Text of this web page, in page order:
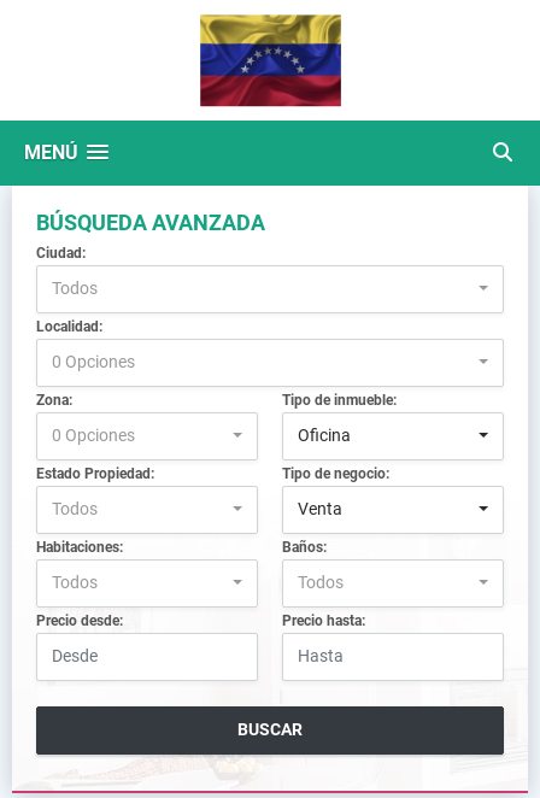
MENÚ
BÚSQUEDA AVANZADA
Ciudad:
Todos
Localidad:
0 Opciones
Zona:
0 Opciones
Tipo de inmueble:
Oficina
Estado Propiedad:
Todos
Tipo de negocio:
Venta
Habitaciones:
Todos
Baños:
Todos
Precio desde: Precio hasta:
BUSCAR